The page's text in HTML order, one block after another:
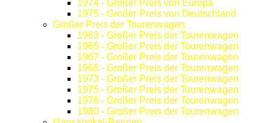
1974 - Großer Preis von Europa
1975 - Großer Preis von Deutschland
Großer Preis der Tourenwagen
1963 - Großer Preis der Tourenwagen
1965 - Großer Preis der Tourenwagen
1967 - Großer Preis der Tourenwagen
1968 - Großer Preis der Tourenwagen
1973 - Großer Preis der Tourenwagen
1975 - Großer Preis der Tourenwagen
1976 - Großer Preis der Tourenwagen
1980 - Großer Preis der Tourenwagen